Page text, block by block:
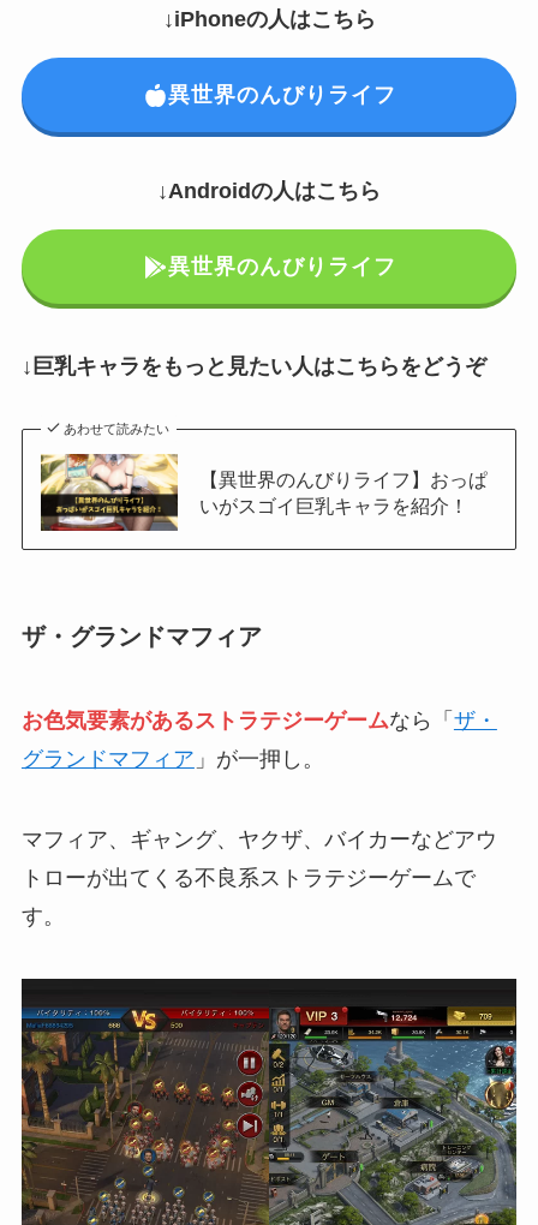
↓iPhoneの人はこちら
異世界のんびりライフ
↓Androidの人はこちら
異世界のんびりライフ
↓巨乳キャラをもっと見たい人はこちらをどうぞ
あわせて読みたい
【異世界のんびりライフ】おっぱ
いがスゴイ巨乳キャラを紹介！
ザ・グランドマフィア
お色気要素があるストラテジーゲームなら「 ザ・
グランドマフィア 」が一押し。
マフィア、ギャング、ヤクザ、バイカーなどアウ
トローが出てくる不良系ストラテジーゲームで
す。